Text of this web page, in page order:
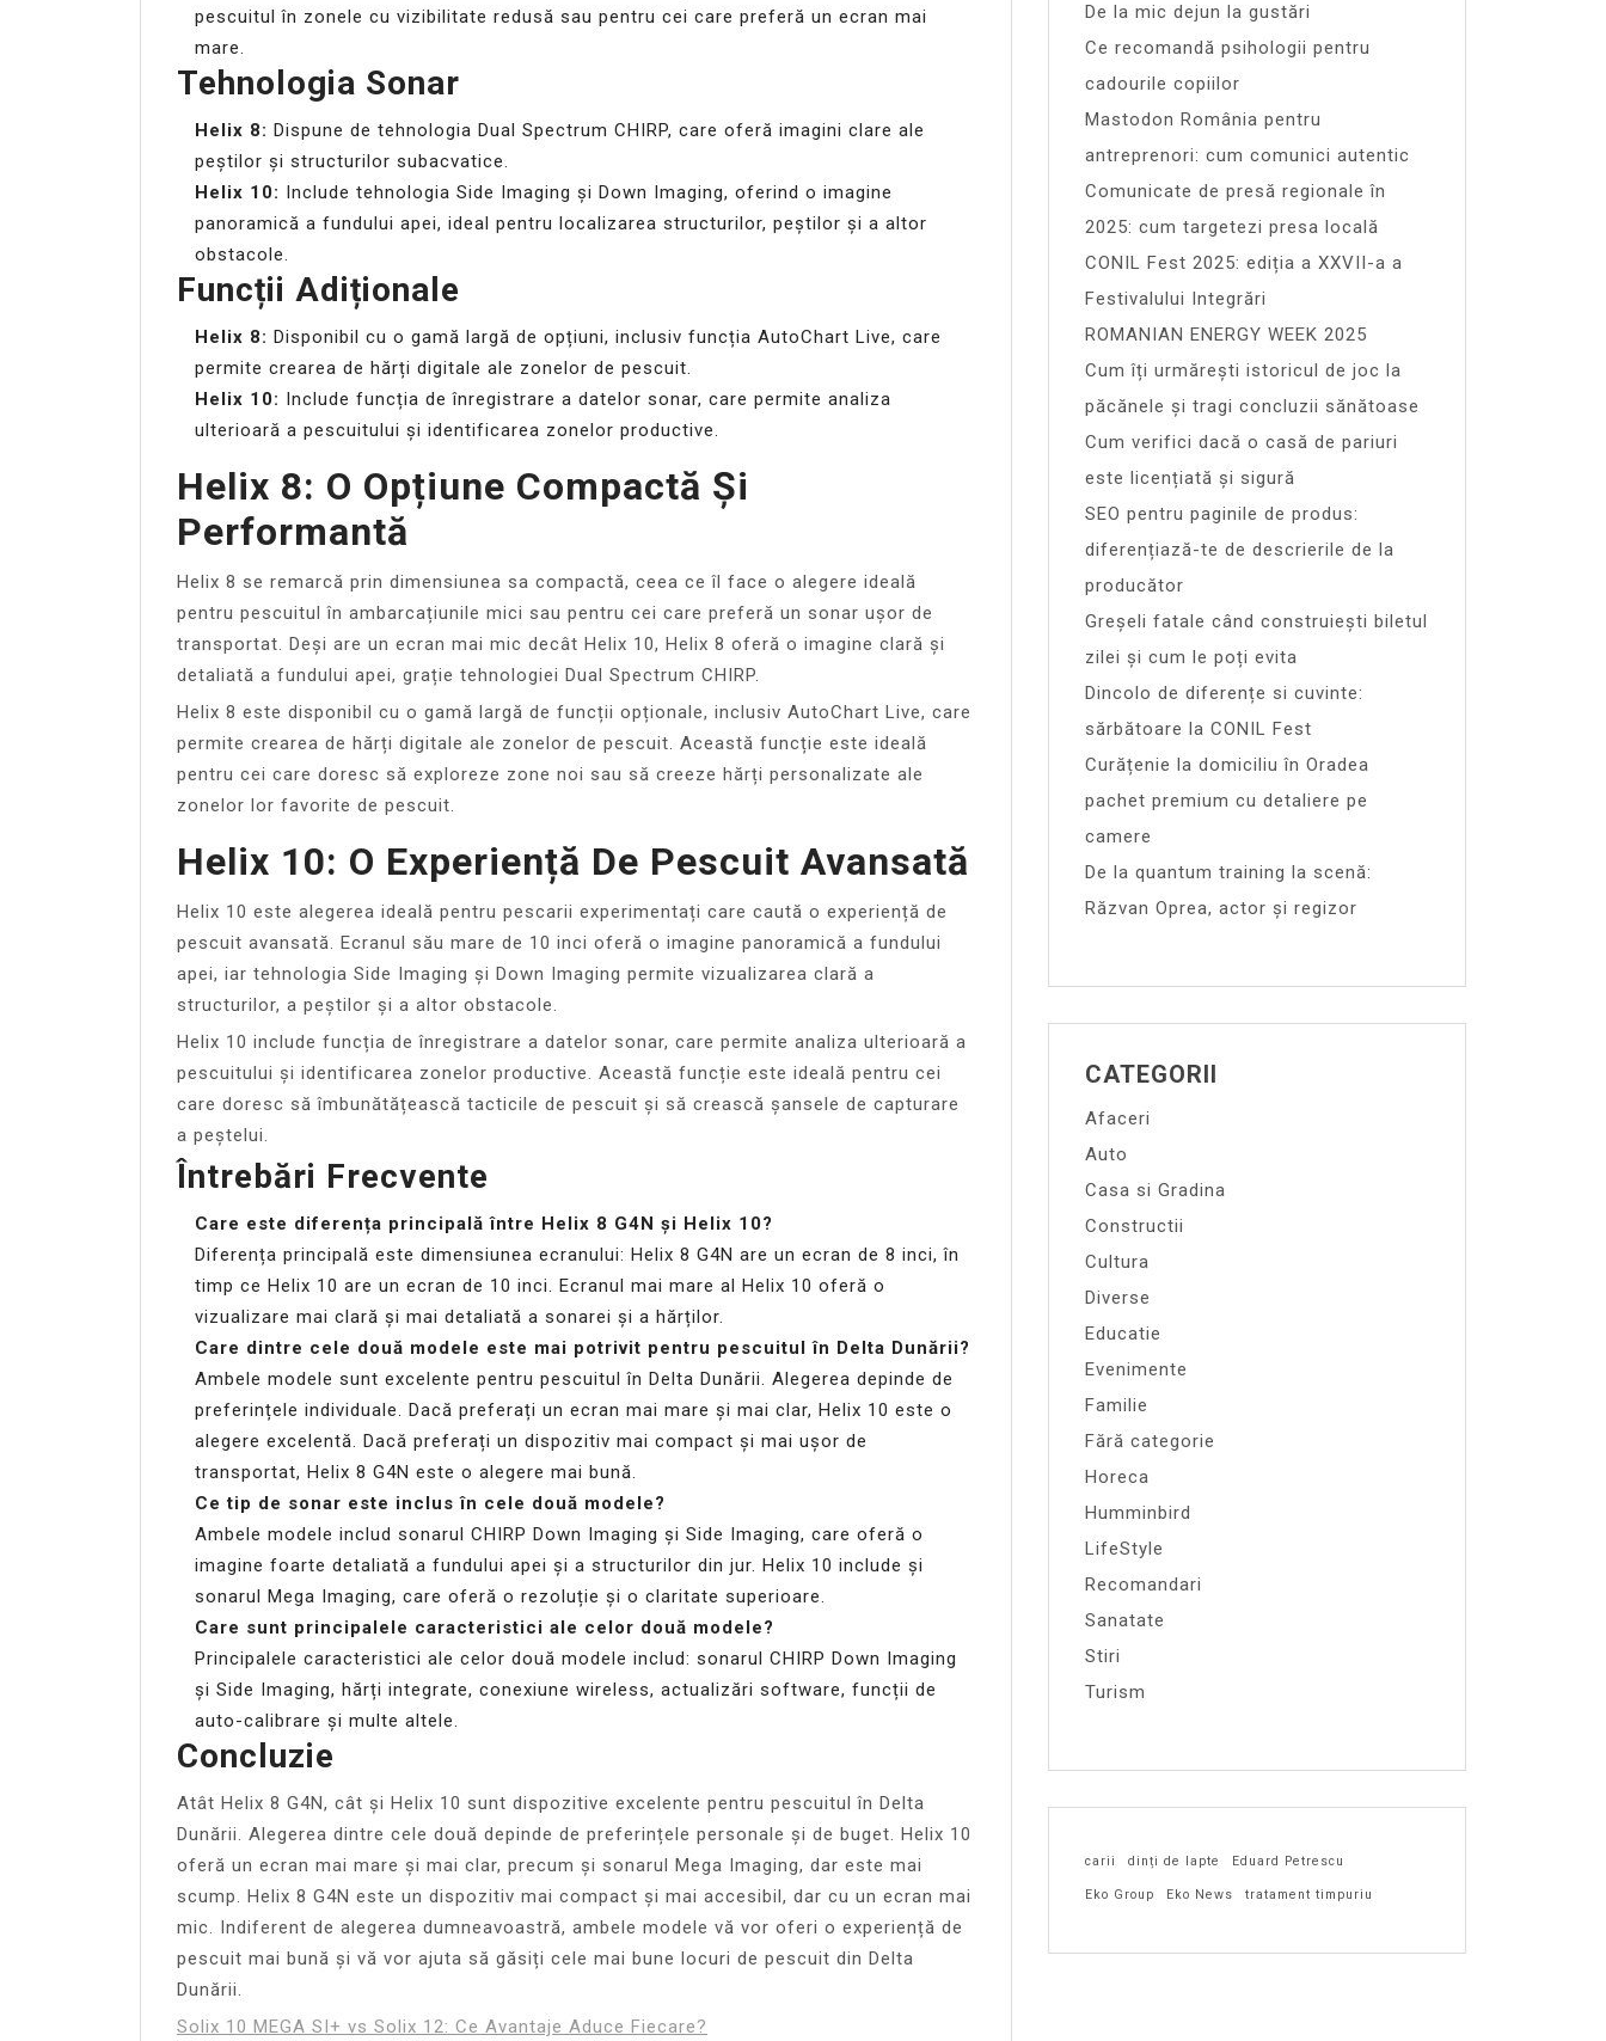
pescuitul în zonele cu vizibilitate redusă sau pentru cei care preferă un ecran mai
mare.
Tehnologia Sonar
Helix 8: Dispune de tehnologia Dual Spectrum CHIRP, care oferă imagini clare ale
peștilor și structurilor subacvatice.
Helix 10: Include tehnologia Side Imaging și Down Imaging, oferind o imagine
panoramică a fundului apei, ideal pentru localizarea structurilor, peștilor și a altor
obstacole.
Funcții Adiționale
Helix 8: Disponibil cu o gamă largă de opțiuni, inclusiv funcția AutoChart Live, care
permite crearea de hărți digitale ale zonelor de pescuit.
Helix 10: Include funcția de înregistrare a datelor sonar, care permite analiza
ulterioară a pescuitului și identificarea zonelor productive.
Helix 8: O Opțiune Compactă Și
Performantă
Helix 8 se remarcă prin dimensiunea sa compactă, ceea ce îl face o alegere ideală
pentru pescuitul în ambarcațiunile mici sau pentru cei care preferă un sonar ușor de
transportat. Deși are un ecran mai mic decât Helix 10, Helix 8 oferă o imagine clară și
detaliată a fundului apei, grație tehnologiei Dual Spectrum CHIRP.
Helix 8 este disponibil cu o gamă largă de funcții opționale, inclusiv AutoChart Live, care
permite crearea de hărți digitale ale zonelor de pescuit. Această funcție este ideală
pentru cei care doresc să exploreze zone noi sau să creeze hărți personalizate ale
zonelor lor favorite de pescuit.
Helix 10: O Experiență De Pescuit Avansată
Helix 10 este alegerea ideală pentru pescarii experimentați care caută o experiență de
pescuit avansată. Ecranul său mare de 10 inci oferă o imagine panoramică a fundului
apei, iar tehnologia Side Imaging și Down Imaging permite vizualizarea clară a
structurilor, a peștilor și a altor obstacole.
Helix 10 include funcția de înregistrare a datelor sonar, care permite analiza ulterioară a
pescuitului și identificarea zonelor productive. Această funcție este ideală pentru cei
care doresc să îmbunătățească tacticile de pescuit și să crească șansele de capturare
a peștelui.
Întrebări Frecvente
Care este diferența principală între Helix 8 G4N și Helix 10?
Diferența principală este dimensiunea ecranului: Helix 8 G4N are un ecran de 8 inci, în
timp ce Helix 10 are un ecran de 10 inci. Ecranul mai mare al Helix 10 oferă o
vizualizare mai clară și mai detaliată a sonarei și a hărților.
Care dintre cele două modele este mai potrivit pentru pescuitul în Delta Dunării?
Ambele modele sunt excelente pentru pescuitul în Delta Dunării. Alegerea depinde de
preferințele individuale. Dacă preferați un ecran mai mare și mai clar, Helix 10 este o
alegere excelentă. Dacă preferați un dispozitiv mai compact și mai ușor de
transportat, Helix 8 G4N este o alegere mai bună.
Ce tip de sonar este inclus în cele două modele?
Ambele modele includ sonarul CHIRP Down Imaging și Side Imaging, care oferă o
imagine foarte detaliată a fundului apei și a structurilor din jur. Helix 10 include și
sonarul Mega Imaging, care oferă o rezoluție și o claritate superioare.
Care sunt principalele caracteristici ale celor două modele?
Principalele caracteristici ale celor două modele includ: sonarul CHIRP Down Imaging
și Side Imaging, hărți integrate, conexiune wireless, actualizări software, funcții de
auto-calibrare și multe altele.
Concluzie
Atât Helix 8 G4N, cât și Helix 10 sunt dispozitive excelente pentru pescuitul în Delta
Dunării. Alegerea dintre cele două depinde de preferințele personale și de buget. Helix 10
oferă un ecran mai mare și mai clar, precum și sonarul Mega Imaging, dar este mai
scump. Helix 8 G4N este un dispozitiv mai compact și mai accesibil, dar cu un ecran mai
mic. Indiferent de alegerea dumneavoastră, ambele modele vă vor oferi o experiență de
pescuit mai bună și vă vor ajuta să găsiți cele mai bune locuri de pescuit din Delta
Dunării.
Solix 10 MEGA SI+ vs Solix 12: Ce Avantaje Aduce Fiecare?
De la mic dejun la gustări
Ce recomandă psihologii pentru
cadourile copiilor
Mastodon România pentru
antreprenori: cum comunici autentic
Comunicate de presă regionale în
2025: cum targetezi presa locală
CONIL Fest 2025: ediția a XXVII-a a
Festivalului Integrări
ROMANIAN ENERGY WEEK 2025
Cum îți urmărești istoricul de joc la
păcănele și tragi concluzii sănătoase
Cum verifici dacă o casă de pariuri
este licențiată și sigură
SEO pentru paginile de produs:
diferențiază-te de descrierile de la
producător
Greșeli fatale când construiești biletul
zilei și cum le poți evita
Dincolo de diferențe si cuvinte:
sărbătoare la CONIL Fest
Curățenie la domiciliu în Oradea
pachet premium cu detaliere pe
camere
De la quantum training la scenă:
Răzvan Oprea, actor și regizor
CATEGORII
Afaceri
Auto
Casa si Gradina
Constructii
Cultura
Diverse
Educatie
Evenimente
Familie
Fără categorie
Horeca
Humminbird
LifeStyle
Recomandari
Sanatate
Stiri
Turism
carii dinți de lapte Eduard Petrescu
Eko Group Eko News tratament timpuriu